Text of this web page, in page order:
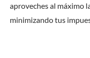
aproveches al máximo
minimizando tus